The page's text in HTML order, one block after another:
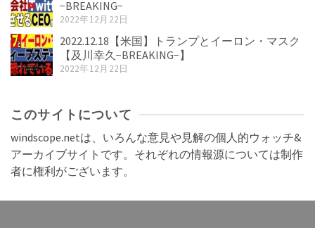
−BREAKING−
2022年12月22日
2022.12.18【米国】トランプとイーロン・マスク
【及川幸久−BREAKING−】
2022年12月22日
このサイトについて
windscope.netは、いろんな意見や見解の個人的ウォッチ&
アーカイブサイトです。それぞれの情報源については制作
者に権利がございます。